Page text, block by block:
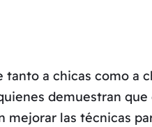
a chicas como a
demuestran
las técnicas